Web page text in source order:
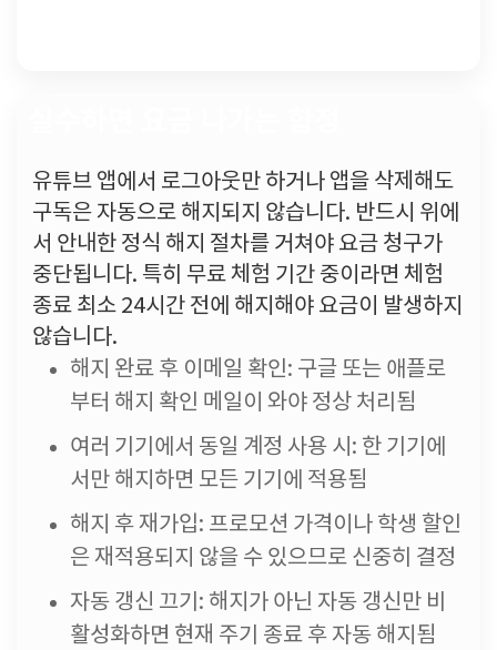
유튜브 앱에서 로그아웃만 하거나 앱을 삭제해도
구독은 자동으로 해지되지 않습니다. 반드시 위에
서 안내한 정식 해지 절차를 거쳐야 요금 청구가
중단됩니다. 특히 무료 체험 기간 중이라면 체험
종료 최소 24시간 전에 해지해야 요금이 발생하지
않습니다.
해지 완료 후 이메일 확인: 구글 또는 애플로
부터 해지 확인 메일이 와야 정상 처리됨
여러 기기에서 동일 계정 사용 시: 한 기기에
서만 해지하면 모든 기기에 적용됨
해지 후 재가입: 프로모션 가격이나 학생 할인
은 재적용되지 않을 수 있으므로 신중히 결정
자동 갱신 끄기: 해지가 아닌 자동 갱신만 비
활성화하면 현재 주기 종료 후 자동 해지됨